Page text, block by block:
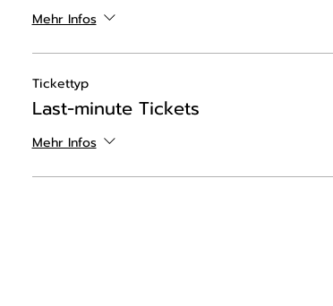
Mehr Infos
Tickettyp
Last-minute Tickets
Mehr Infos